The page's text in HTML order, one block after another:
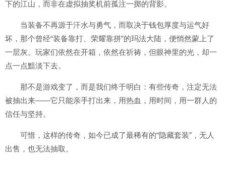
下的江山，而非在虚拟抽奖机前孤注一掷的背影。
当装备不再源于汗水与勇气，而取决于钱包厚度与运气好
坏，那个曾经“装备靠打、荣耀靠拼”的玛法大陆，便悄然蒙上了
一层灰。玩家们依然在开箱，依然在祈祷，但眼神里的光，却一
点一点黯淡下去。
那不是游戏变了，而是我们终于明白：有些传奇，注定无法
被抽出来——它只能亲手打出来，用热血，用时间，用一群人的
信任与坚持。
可惜，这样的传奇，如今已成了最稀有的“隐藏套装”，无人
出售，也无法抽取。